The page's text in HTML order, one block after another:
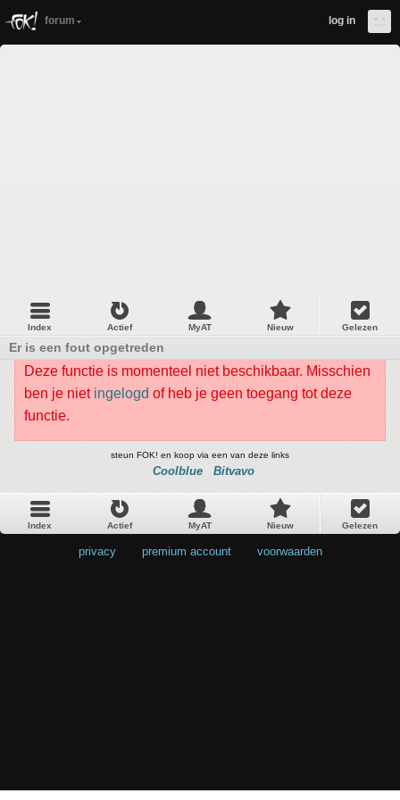
forum log in
Index Actief MyAT Nieuw Gelezen
Er is een fout opgetreden
Deze functie is momenteel niet beschikbaar. Misschien
ben je niet ingelogd of heb je geen toegang tot deze
functie.
steun FOK! en koop via een van deze links
Coolblue Bitvavo
Index Actief MyAT Nieuw Gelezen
privacy premium account voorwaarden